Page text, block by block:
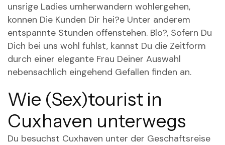
unsrige Ladies umherwandern wohlergehen,
konnen Die Kunden Dir hei?e Unter anderem
entspannte Stunden offenstehen. Blo?, Sofern Du
Dich bei uns wohl fuhlst, kannst Du die Zeitform
durch einer elegante Frau Deiner Auswahl
nebensachlich eingehend Gefallen finden an.
Wie (Sex)tourist in
Cuxhaven unterwegs
Du besuchst Cuxhaven unter der Geschaftsreise